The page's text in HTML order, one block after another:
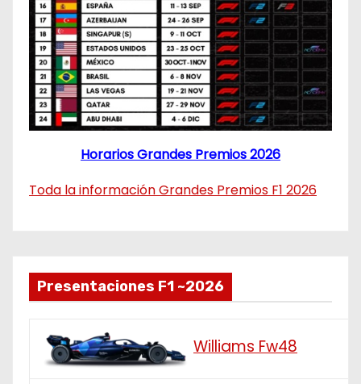
Horarios Grandes Premios 2026
Toda la información Grandes Premios F1 2026
Presentaciones F1 ~2026
Williams Fw48